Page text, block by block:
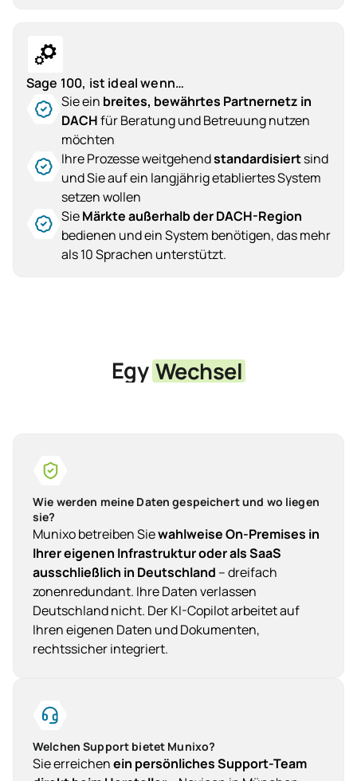
Sage 100, ist ideal wenn…
Sie ein breites, bewährtes Partnernetz in
DACHfür Beratung und Betreuung nutzen
möchten
Ihre Prozesse weitgehendstandardisiertsind
und Sie auf ein langjährig etabliertes System
setzen wollen
SieMärkte außerhalb der DACH-Region
bedienen und ein System benötigen, das mehr
als 10 Sprachen unterstützt.
Egy Wechsel
Wie werden meine Daten gespeichert und wo liegen
sie?
Munixo betreiben Siewahlweise On-Premises in
Ihrer eigenen Infrastruktur oder als SaaS
ausschließlich in Deutschland – dreifach
zonenredundant. Ihre Daten verlassen
Deutschland nicht. Der KI-Copilot arbeitet auf
Ihren eigenen Daten und Dokumenten,
rechtssicher integriert.
Welchen Support bietet Munixo?
Sie erreichenein persönliches Support-Team